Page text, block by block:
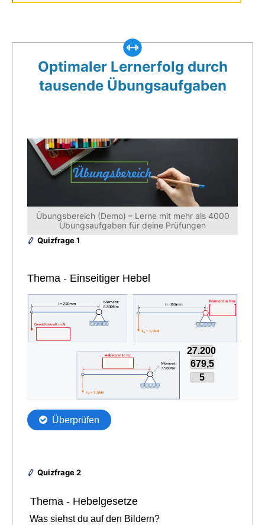
Optimaler Lernerfolg durch
tausende Übungsaufgaben
Übungsbereich (Demo) – Lerne mit mehr als 4000
Übungsaufgaben für deine Prüfungen
Quizfrage 1
Quizfrage 2